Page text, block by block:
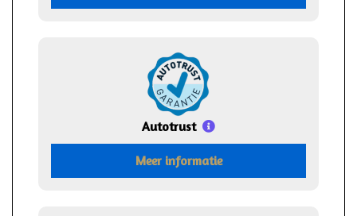
Autotrust
Meer informatie